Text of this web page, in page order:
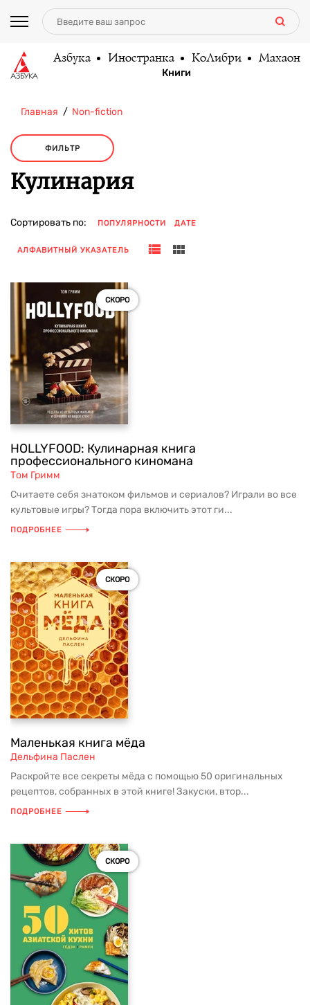
Азбука Иностранка КоЛибри Махаон
Книги
Главная Non-fiction
ФИЛЬТР
Кулинария
Сортировать по: ПОПУЛЯРНОСТИ ДАТЕ
АЛФАВИТНЫЙ УКАЗАТЕЛЬ
СКОРО
HOLLYFOOD: Кулинарная книга
профессионального киномана
Том Гримм
Считаете себя знатоком фильмов и сериалов? Играли во все
культовые игры? Тогда пора включить этот ги...
ПОДРОБНЕЕ
СКОРО
Маленькая книга мёда
Дельфина Паслен
Раскройте все секреты мёда с помощью 50 оригинальных
рецептов, собранных в этой книге! Закуски, втор...
ПОДРОБНЕЕ
СКОРО